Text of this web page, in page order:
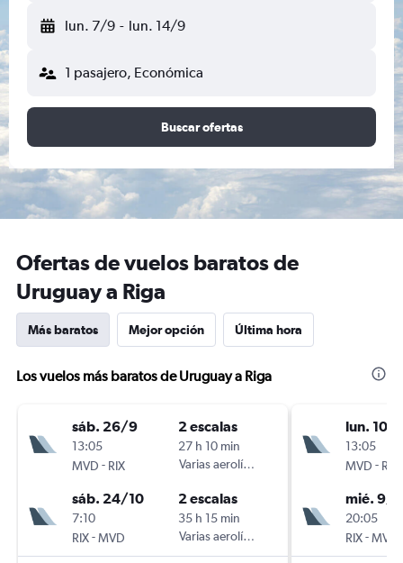
lun. 7/9 - lun. 14/9
1 pasajero, Económica
Buscar ofertas
Ofertas de vuelos baratos de
Uruguay a Riga
Más baratos Mejor opción Última hora
Los vuelos más baratos de Uruguay a Riga
sáb. 26/9
13:05
MVD - RIX
2 escalas
27 h 10 min
Varias aerolíneas
sáb. 24/10
7:10
RIX-MVD
2 escalas
35 h 15 min
Varias aerolíneas
lun. 10/
13:05
MVD - RIX
mié. 9/9
20:05
RIX-MVD